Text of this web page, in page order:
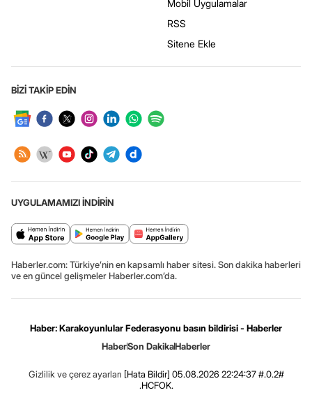
Mobil Uygulamalar
RSS
Sitene Ekle
BİZİ TAKİP EDİN
UYGULAMAMIZI İNDİRİN
Haberler.com: Türkiye’nin en kapsamlı haber sitesi. Son dakika haberleri
ve en güncel gelişmeler Haberler.com’da.
Haber: Karakoyunlular Federasyonu basın bildirisi - Haberler
HaberSon DakikaHaberler
Gizlilik ve çerez ayarları [Hata Bildir] 05.08.2026 22:24:37 #.0.2#
.HCFOK.